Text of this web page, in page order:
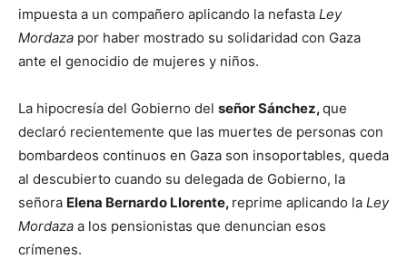
impuesta a un compañero aplicando la nefasta Ley
Mordaza por haber mostrado su solidaridad con Gaza
ante el genocidio de mujeres y niños.
La hipocresía del Gobierno del señor Sánchez,que
declaró recientemente que las muertes de personas con
bombardeos continuos en Gaza son insoportables, queda
al descubierto cuando su delegada de Gobierno, la
señora Elena Bernardo Llorente, reprime aplicando la Ley
Mordaza a los pensionistas que denuncian esos
crímenes.